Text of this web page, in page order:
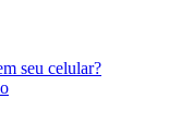
seu celular?